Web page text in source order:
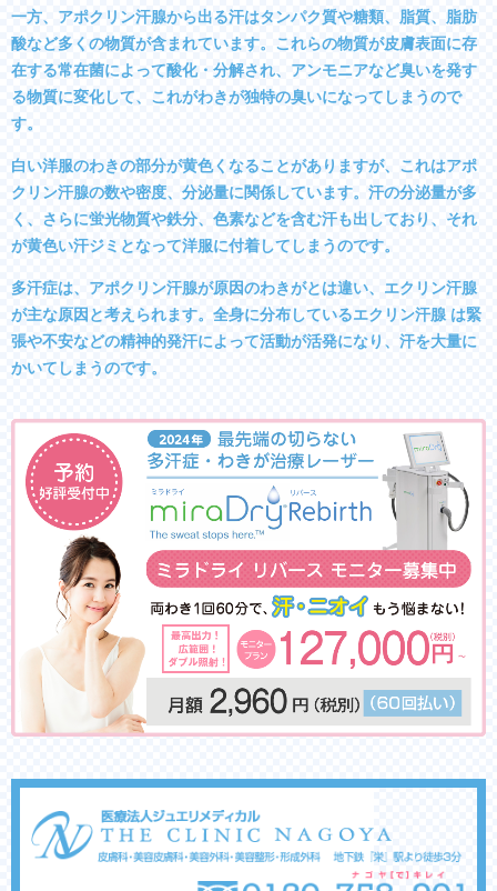
一方、アポクリン汗腺から出る汗はタンパク質や糖類、脂質、脂肪
酸など多くの物質が含まれています。これらの物質が皮膚表面に存
在する常在菌によって酸化・分解され、アンモニアなど臭いを発す
る物質に変化して、これがわきが独特の臭いになってしまうので
す。
白い洋服のわきの部分が黄色くなることがありますが、これはアポ
クリン汗腺の数や密度、分泌量に関係しています。汗の分泌量が多
く、さらに蛍光物質や鉄分、色素などを含む汗も出しており、それ
が黄色い汗ジミとなって洋服に付着してしまうのです。
多汗症は、アポクリン汗腺が原因のわきがとは違い、エクリン汗腺
が主な原因と考えられます。全身に分布しているエクリン汗腺 は緊
張や不安などの精神的発汗によって活動が活発になり、汗を大量に
かいてしまうのです。